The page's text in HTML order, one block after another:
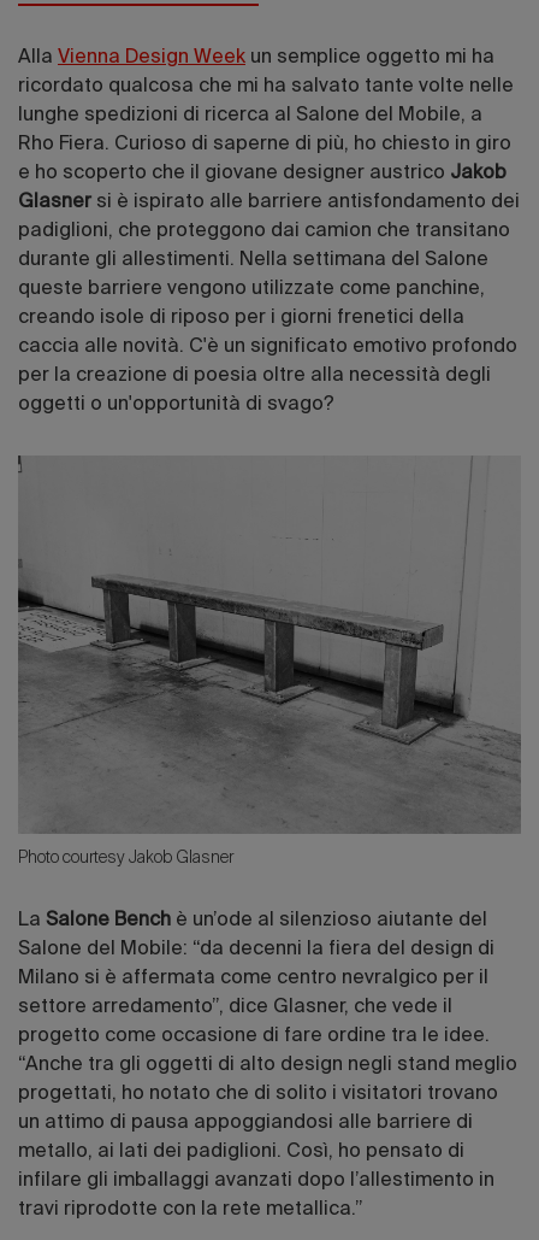
Alla Vienna Design Week un semplice oggetto mi ha
ricordato qualcosa che mi ha salvato tante volte nelle
lunghe spedizioni di ricerca al Salone del Mobile, a
Rho Fiera. Curioso di saperne di più, ho chiesto in giro
e ho scoperto che il giovane designer austrico Jakob
Glasner si è ispirato alle barriere antisfondamento dei
padiglioni, che proteggono dai camion che transitano
durante gli allestimenti. Nella settimana del Salone
queste barriere vengono utilizzate come panchine,
creando isole di riposo per i giorni frenetici della
caccia alle novità. C'è un significato emotivo profondo
per la creazione di poesia oltre alla necessità degli
oggetti o un'opportunità di svago?
Photo courtesy Jakob Glasner
La Salone Bench è un’ode al silenzioso aiutante del
Salone del Mobile: “da decenni la fiera del design di
Milano si è affermata come centro nevralgico per il
settore arredamento”, dice Glasner, che vede il
progetto come occasione di fare ordine tra le idee.
“Anche tra gli oggetti di alto design negli stand meglio
progettati, ho notato che di solito i visitatori trovano
un attimo di pausa appoggiandosi alle barriere di
metallo, ai lati dei padiglioni. Così, ho pensato di
infilare gli imballaggi avanzati dopo l’allestimento in
travi riprodotte con la rete metallica.”